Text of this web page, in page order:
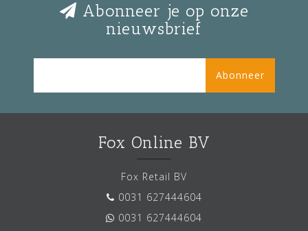
Abonneer je op onze
nieuwsbrief
Abonneer
Fox Online BV
Fox Retail BV
0031 627444604
0031 627444604